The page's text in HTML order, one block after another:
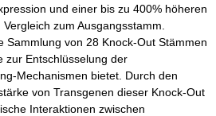
und einer bis zu 400% höheren
zum Ausgangsstamm.
Sammlung von 28 Knock-Out Stämmen
zur Entschlüsselung der
Mechanismen bietet. Durch den
von Transgenen dieser Knock-Out
Interaktionen zwischen